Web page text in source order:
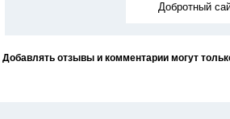
Добротный
Добавлять отзывы и комментарии могут